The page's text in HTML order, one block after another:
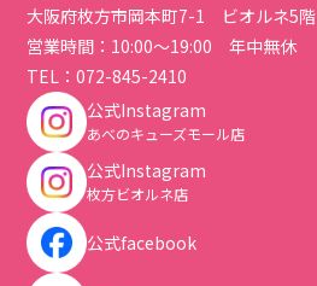
大阪府枚方市岡本町7-1 ビオルネ5階
営業時間：10:00～19:00 年中無休
TEL：072-845-2410
公式Instagram
あべのキューズモール店
公式Instagram
枚方ビオルネ店
公式facebook